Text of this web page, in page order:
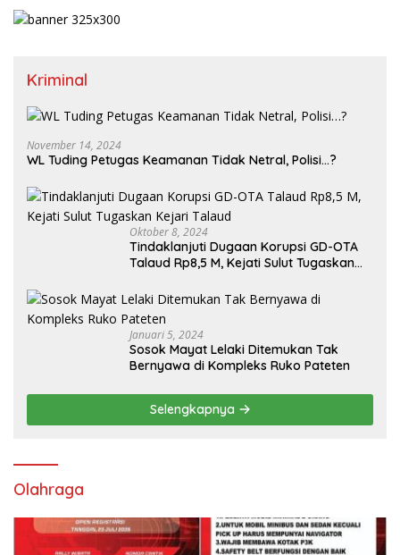
Kriminal
November 14, 2024
WL Tuding Petugas Keamanan Tidak Netral, Polisi…?
Oktober 8, 2024
Tindaklanjuti Dugaan Korupsi GD-OTA
Talaud Rp8,5 M, Kejati Sulut Tugaskan
Januari 5, 2024
Sosok Mayat Lelaki Ditemukan Tak
Bernyawa di Kompleks Ruko Pateten
Selengkapnya
Olahraga